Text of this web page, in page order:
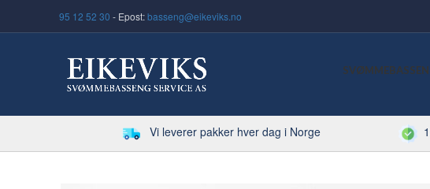
95 12 52 30 - Epost:basseng@eikeviks.no
Vi leverer pakker hver dag i Norge